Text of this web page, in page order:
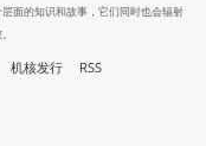
面的知识和故事，它们同时也会辐射
机核发行 RSS